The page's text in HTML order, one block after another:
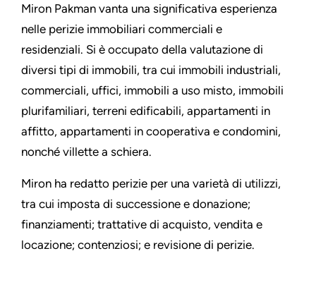
Miron Pakman vanta una significativa esperienza
nelle perizie immobiliari commerciali e
residenziali. Si è occupato della valutazione di
diversi tipi di immobili, tra cui immobili industriali,
commerciali, uffici, immobili a uso misto, immobili
plurifamiliari, terreni edificabili, appartamenti in
affitto, appartamenti in cooperativa e condomini,
nonché villette a schiera.
Miron ha redatto perizie per una varietà di utilizzi,
tra cui imposta di successione e donazione;
finanziamenti; trattative di acquisto, vendita e
locazione; contenziosi; e revisione di perizie.